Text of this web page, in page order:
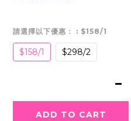
請選擇以下優惠： : $158/1
$158/1 $298/2
ADD TO CART